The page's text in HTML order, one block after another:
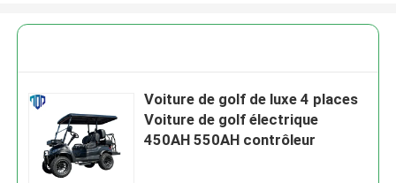
Voiture de golf de luxe 4 places
Voiture de golf électrique
450AH 550AH contrôleur